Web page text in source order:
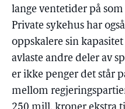
lange ventetider på
Private sykehus har
oppskalere sin
avlaste andre deler av
er ikke penger det står
mellom